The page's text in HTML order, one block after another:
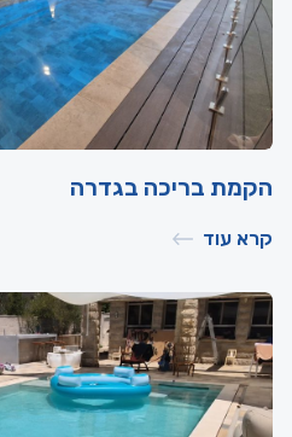
הקמת בריכה בגדרה
קרא עוד